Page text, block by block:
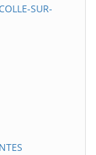
SUR-